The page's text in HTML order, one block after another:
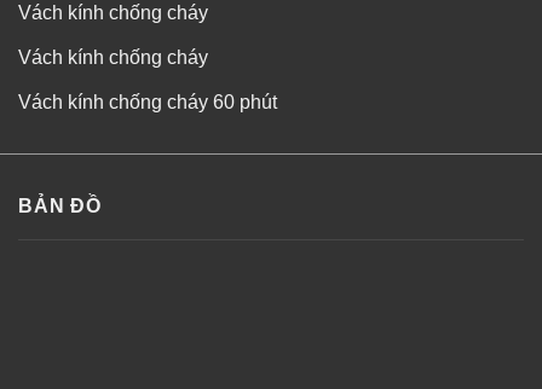
Vách kính chống cháy
Vách kính chống cháy
Vách kính chống cháy 60 phút
BẢN ĐỒ